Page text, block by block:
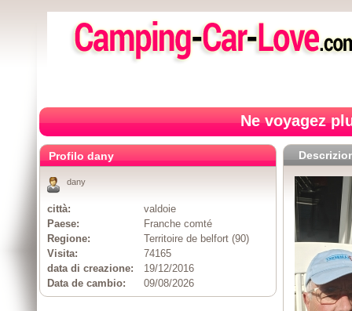
Ne voyagez
Profilo dany
dany
città:
valdoie
Paese:
Franche comté
Regione:
Territoire de belfort (90)
Visita:
74165
data di creazione:
19/12/2016
Data de cambio:
09/08/2026